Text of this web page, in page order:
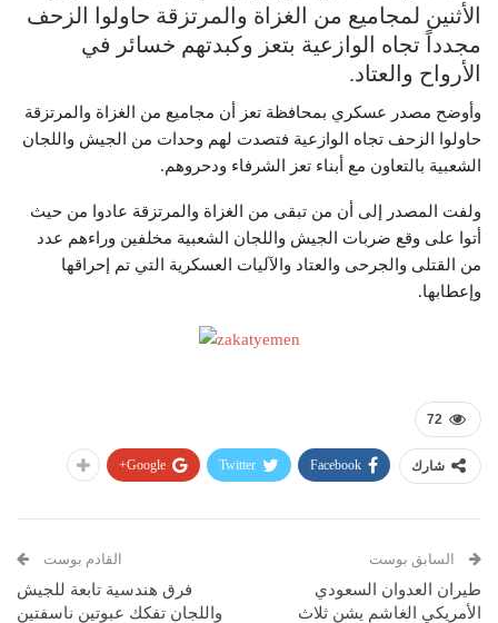
الأثنين لمجاميع من الغزاة والمرتزقة حاولوا الزحف
مجدداً تجاه الوازعية بتعز وكبدتهم خسائر في
الأرواح والعتاد.
وأوضح مصدر عسكري بمحافظة تعز أن مجاميع من الغزاة والمرتزقة
حاولوا الزحف تجاه الوازعية فتصدت لهم وحدات من الجيش واللجان
الشعبية بالتعاون مع أبناء تعز الشرفاء ودحروهم.
ولفت المصدر إلى أن من تبقى من الغزاة والمرتزقة عادوا من حيث
أتوا على وقع ضربات الجيش واللجان الشعبية مخلفين وراءهم عدد
من القتلى والجرحى والعتاد والآليات العسكرية التي تم إحراقها
وإعطابها.
72
شارك Facebook
Twitter
Google+
السابق بوست
طيران العدوان السعودي
الأمريكي الغاشم يشن ثلاث
القادم بوست
فرق هندسية تابعة للجيش
واللجان تفكك عبوتين ناسفتين